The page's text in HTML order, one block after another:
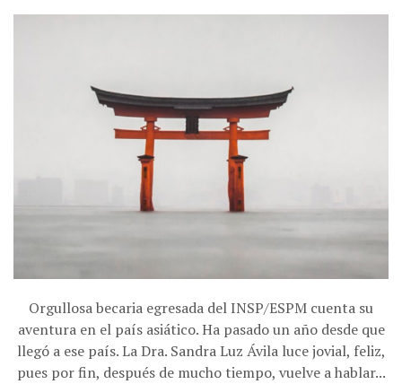
Orgullosa becaria egresada del INSP/ESPM cuenta su
aventura en el país asiático. Ha pasado un año desde que
llegó a ese país. La Dra. Sandra Luz Ávila luce jovial, feliz,
pues por fin, después de mucho tiempo, vuelve a hablar...